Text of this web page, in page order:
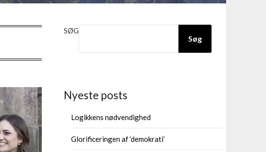
SØG
Søg
Nyeste posts
Logikkens nødvendighed
Glorificeringen af ‘demokrati’